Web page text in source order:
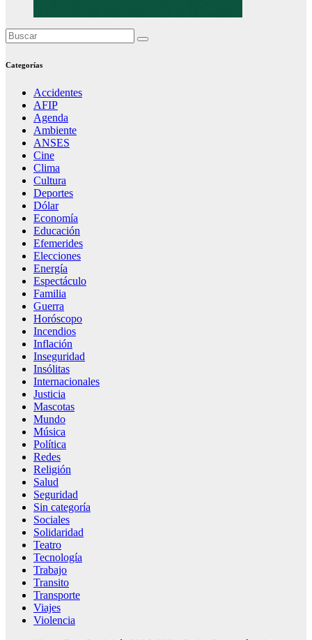
Categorías
Accidentes
AFIP
Agenda
Ambiente
ANSES
Cine
Clima
Cultura
Deportes
Dólar
Economía
Educación
Efemerides
Elecciones
Energía
Espectáculo
Familia
Guerra
Horóscopo
Incendios
Inflación
Inseguridad
Insólitas
Internacionales
Justicia
Mascotas
Mundo
Música
Política
Redes
Religión
Salud
Seguridad
Sin categoría
Sociales
Solidaridad
Teatro
Tecnología
Trabajo
Transito
Transporte
Viajes
Violencia